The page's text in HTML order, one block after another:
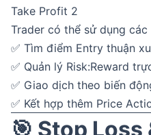
Take Profit 2
Trader có thể sử dụng các
✅ Tìm điểm Entry thuận
✅ Quản lý Risk:Reward
✅ Giao dịch theo biến
✅ Kết hợp thêm Price
🎯 Stop